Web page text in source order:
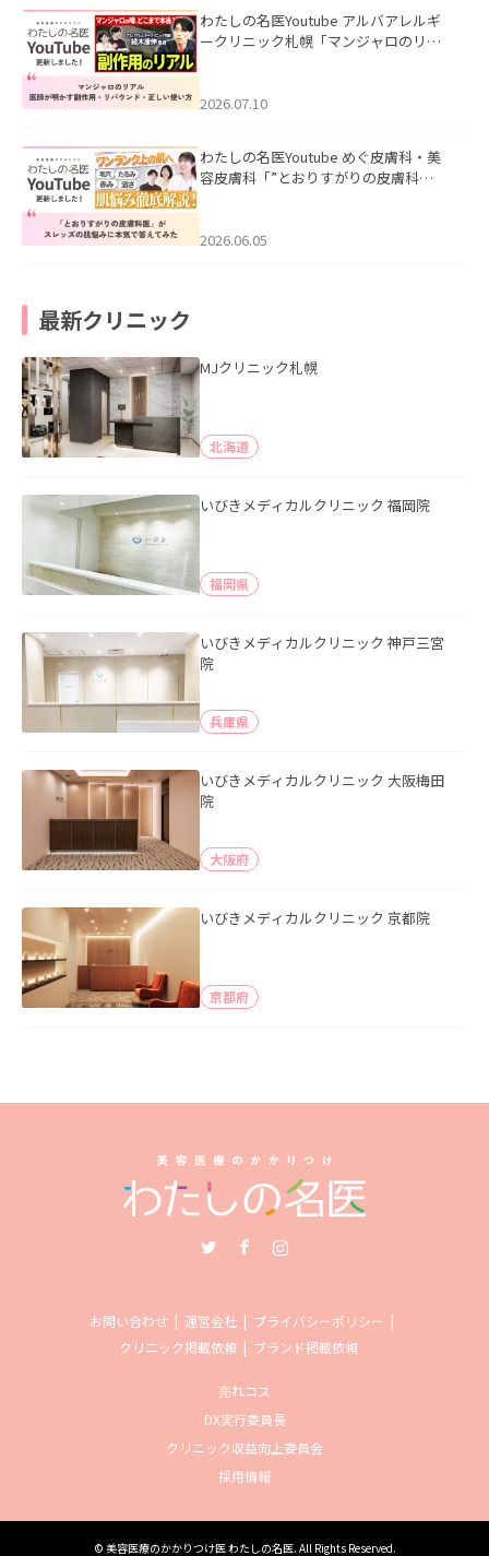
わたしの名医Youtube アルバアレルギ
ークリニック札幌「マンジャロのリア
た。
2026.07.10
わたしの名医Youtube めぐ皮膚科・美
容皮膚科「”とおりすがりの皮膚科
2026.06.05
最新クリニック
MJクリニック札幌
北海道
いびきメディカルクリニック 福岡院
福岡県
いびきメディカルクリニック 神戸三宮
院
兵庫県
いびきメディカルクリニック 大阪梅田
院
大阪府
いびきメディカルクリニック 京都院
京都府
お問い合わせ 運営会社
プライバシーポリシー
クリニック掲載依頼
ブランド掲載依頼
売れコス
DX実行委員長
クリニック収益向上委員会
採用情報
© 美容医療のかかりつけ医 わたしの名医. All Rights Reserved.